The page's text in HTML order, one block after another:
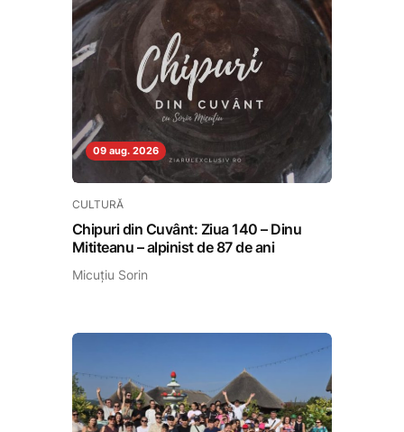
09 aug. 2026
CULTURĂ
Chipuri din Cuvânt: Ziua 140 – Dinu
Mititeanu – alpinist de 87 de ani
Micuțiu Sorin